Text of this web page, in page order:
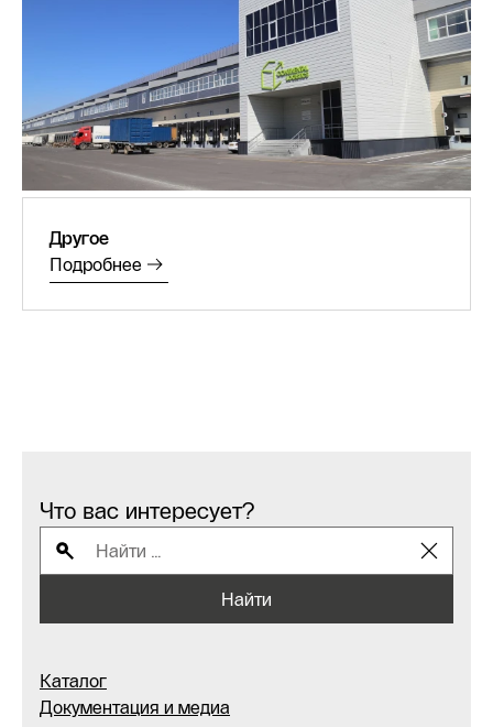
Другое
Подробнее
Что вас интересует?
Найти
Каталог
Документация и медиа